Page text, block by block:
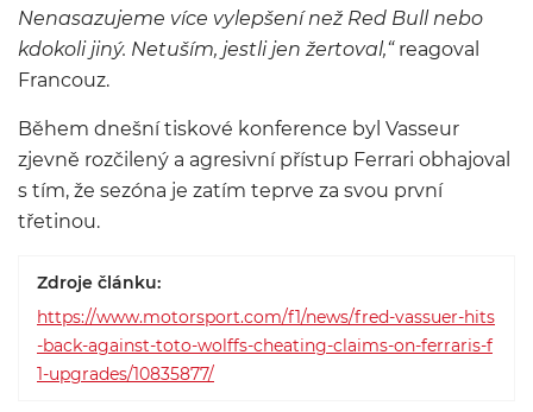
Nenasazujeme více vylepšení než Red Bull nebo
kdokoli jiný. Netuším, jestli jen žertoval,“reagoval
Francouz.
Během dnešní tiskové konference byl Vasseur
zjevně rozčilený a agresivní přístup Ferrari obhajoval
s tím, že sezóna je zatím teprve za svou první
třetinou.
Zdroje článku:
https://www.motorsport.com/f1/news/fred-vassuer-hits
-back-against-toto-wolffs-cheating-claims-on-ferraris-f
1-upgrades/10835877/